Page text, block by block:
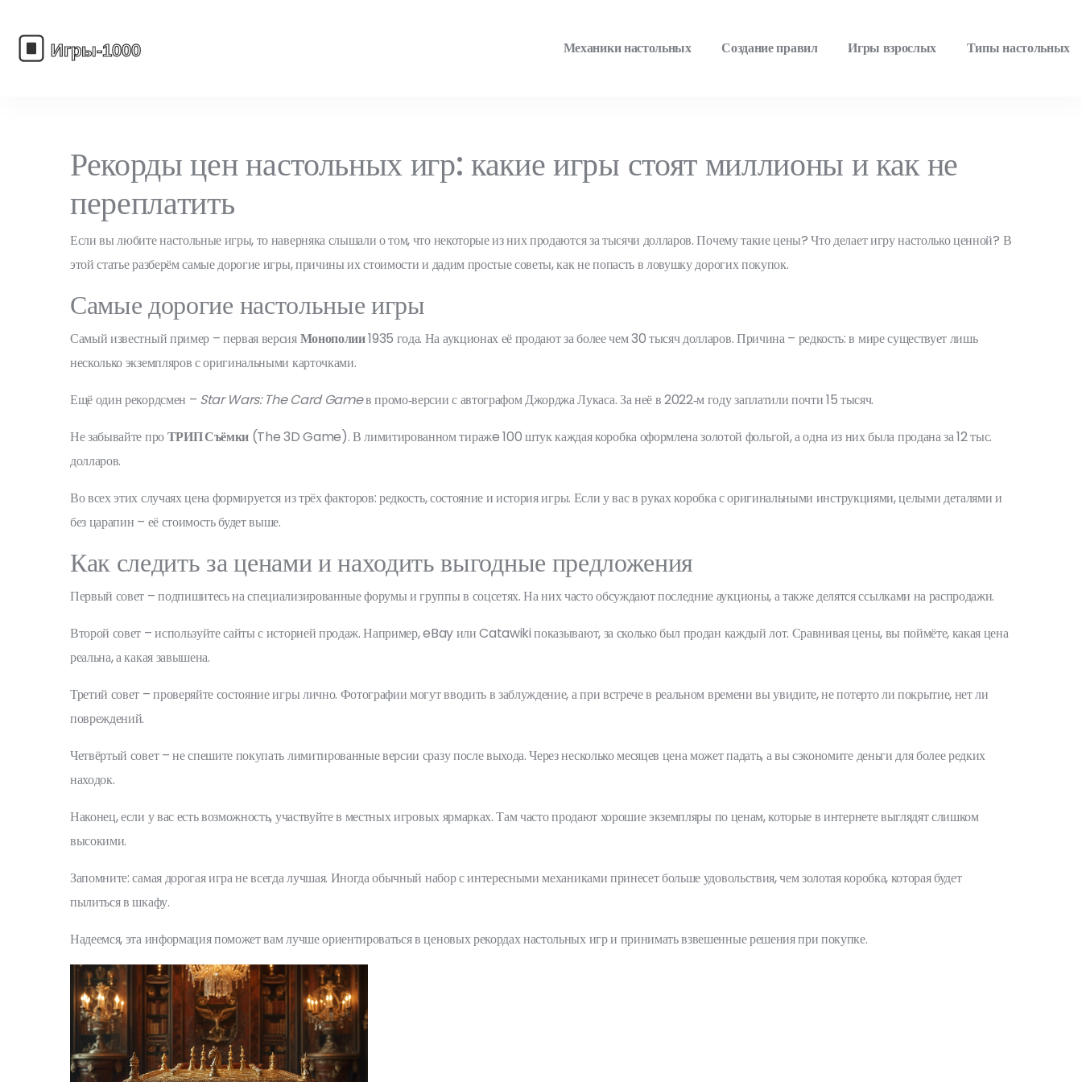
Механики настольных Создание правил Игры взрослых Типы настольных
Рекорды цен настольных игр: какие игры стоят миллионы и как не
переплатить
Если вы любите настольные игры, то наверняка слышали о том, что некоторые из них продаются за тысячи долларов. Почему такие цены? Что делает игру настолько ценной? В
этой статье разберём самые дорогие игры, причины их стоимости и дадим простые советы, как не попасть в ловушку дорогих покупок.
Самые дорогие настольные игры
Самый известный пример – первая версияМонополии1935 года. На аукционах её продают за более чем 30 тысяч долларов. Причина – редкость: в мире существует лишь
несколько экземпляров с оригинальными карточками.
Ещё один рекордсмен – Star Wars: The Card Gameв промо‑версии с автографом Джорджа Лукаса. За неё в 2022‑м году заплатили почти 15 тысяч.
Не забывайте проТРИП Съёмки (The 3D Game). В лимитированном тиражe 100 штук каждая коробка оформлена золотой фольгой, а одна из них была продана за 12 тыс.
долларов.
Во всех этих случаях цена формируется из трёх факторов: редкость, состояние и история игры. Если у вас в руках коробка с оригинальными инструкциями, целыми деталями и
без царапин – её стоимость будет выше.
Как следить за ценами и находить выгодные предложения
Первый совет – подпишитесь на специализированные форумы и группы в соцсетях. На них часто обсуждают последние аукционы, а также делятся ссылками на распродажи.
Второй совет – используйте сайты с историей продаж. Например, eBay или Catawiki показывают, за сколько был продан каждый лот. Сравнивая цены, вы поймёте, какая цена
реальна, а какая завышена.
Третий совет – проверяйте состояние игры лично. Фотографии могут вводить в заблуждение, а при встрече в реальном времени вы увидите, не потерто ли покрытие, нет ли
повреждений.
Четвёртый совет – не спешите покупать лимитированные версии сразу после выхода. Через несколько месяцев цена может падать, а вы сэкономите деньги для более редких
находок.
Наконец, если у вас есть возможность, участвуйте в местных игровых ярмарках. Там часто продают хорошие экземпляры по ценам, которые в интернете выглядят слишком
высокими.
Запомните: самая дорогая игра не всегда лучшая. Иногда обычный набор с интересными механиками принесет больше удовольствия, чем золотая коробка, которая будет
пылиться в шкафу.
Надеемся, эта информация поможет вам лучше ориентироваться в ценовых рекордах настольных игр и принимать взвешенные решения при покупке.